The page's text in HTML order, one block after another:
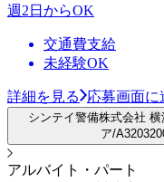
週2日からOK
交通費支給
未経験OK
詳細を見る 応募画面に
シンテイ警備株式会社
ア/
アルバイト・パート